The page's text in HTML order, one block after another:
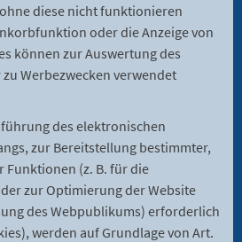
diese nicht funktionieren
oder die Anzeige von
können zur Auswertung des
Werbezwecken verwendet
des elektronischen
zur Bereitstellung bestimmter,
Funktionen (z. B. für die
zur Optimierung der Website
des Webpublikums) erforderlich
werden auf Grundlage von Art.